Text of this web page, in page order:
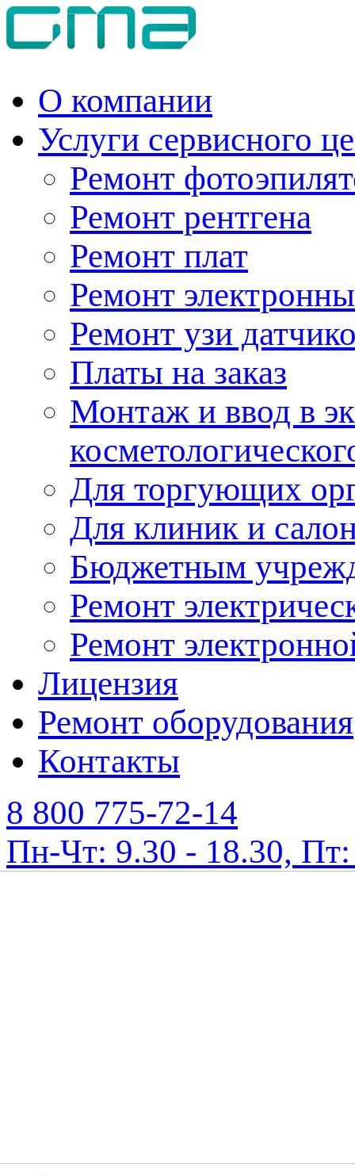
О компании
Услуги сервисного
Ремонт
Ремонт рентгена
Ремонт плат
Ремонт
Ремонт узи
Платы на заказ
Монтаж и ввод в
Для торгующих
Для клиник и
Бюджетным
Ремонт
Ремонт
Лицензия
Ремонт оборудования
Контакты
8 800 775-72-14
Пн-Чт: 9.30 - 18.30,